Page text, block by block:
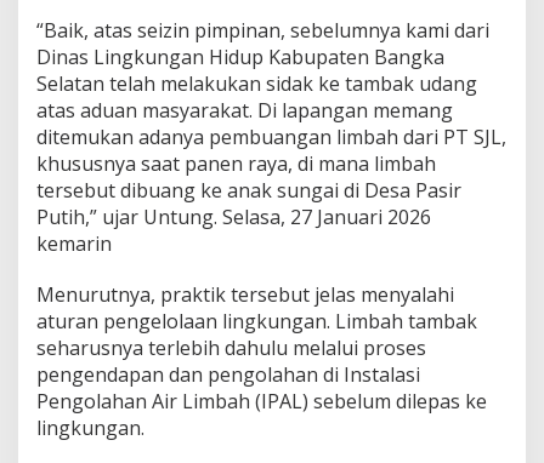
“Baik, atas seizin pimpinan, sebelumnya kami dari
Dinas Lingkungan Hidup Kabupaten Bangka
Selatan telah melakukan sidak ke tambak udang
atas aduan masyarakat. Di lapangan memang
ditemukan adanya pembuangan limbah dari PT SJL,
khususnya saat panen raya, di mana limbah
tersebut dibuang ke anak sungai di Desa Pasir
Putih,” ujar Untung. Selasa, 27 Januari 2026
kemarin
Menurutnya, praktik tersebut jelas menyalahi
aturan pengelolaan lingkungan. Limbah tambak
seharusnya terlebih dahulu melalui proses
pengendapan dan pengolahan di Instalasi
Pengolahan Air Limbah (IPAL) sebelum dilepas ke
lingkungan.